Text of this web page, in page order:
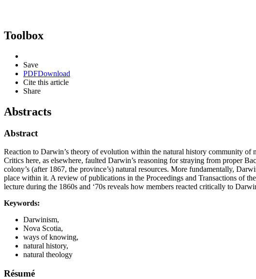
Toolbox
Save
PDFDownload
Cite this article
Share
Abstracts
Abstract
Reaction to Darwin’s theory of evolution within the natural history community of
Critics here, as elsewhere, faulted Darwin’s reasoning for straying from proper
colony’s (after 1867, the province’s) natural resources. More fundamentally,
place within it. A review of publications in the Proceedings and Transactions of
lecture during the 1860s and ‘70s reveals how members reacted critically to
Keywords:
Darwinism,
Nova Scotia,
ways of knowing,
natural history,
natural theology
Résumé